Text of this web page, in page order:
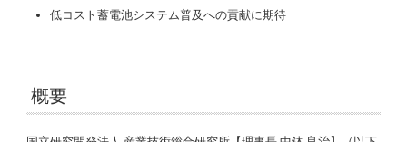
低コスト蓄電池システム普及への貢献に期待
概要